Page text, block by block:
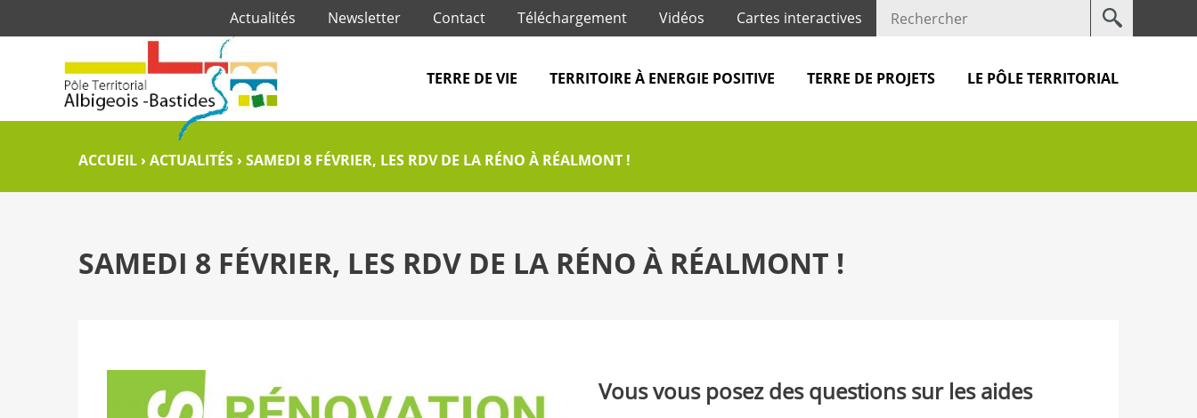
Jump to navigation
Votre
Actualités Newsletter Contact Téléchargement Vidéos Cartes interactives
TERRE DE VIE TERRITOIRE À ENERGIE POSITIVE TERRE DE PROJETS LE PÔLE TERRITORIAL
ACCUEIL ›ACTUALITÉS ›SAMEDI 8 FÉVRIER, LES RDV DE LA RÉNO À RÉALMONT !
SAMEDI 8 FÉVRIER, LES RDV DE LA RÉNO À RÉALMONT !
Vous vous posez des questions sur les aides